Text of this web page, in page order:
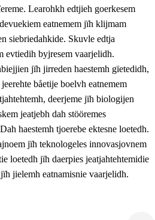
gellievoete
jïh etihkeles vuajnoe
eadtjohkevoete jïh
jïh byjresegoerkesevoete
Learohkh edtjieh goerkesem
eatnemem jïh klijmam
siebriedahkide. Skuvle edtja
byjresem vaarjelidh.
jïh jirreden haestemh gïetedidh,
båetije boelvh eatnemem
deerjeme jïh biologijen
jeatjebh dah stööremes
haestemh tjoerebe ektesne loetedh.
jïh teknologeles innovasjovnem
loetedh jïh daerpies jeatjahtehtemidie
jielemh eatnamisnie vaarjelidh.